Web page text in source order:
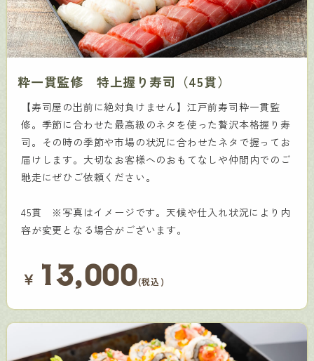
粋一貫監修 特上握り寿司（45貫）
【寿司屋の出前に絶対負けません】江戸前寿司粋一貫監
修。季節に合わせた最高級のネタを使った贅沢本格握り寿
司。その時の季節や市場の状況に合わせたネタで握ってお
届けします。大切なお客様へのおもてなしや仲間内でのご
馳走にぜひご依頼ください。
45貫 ※写真はイメージです。天候や仕入れ状況により内
容が変更となる場合がございます。
￥ 13,000(税込)